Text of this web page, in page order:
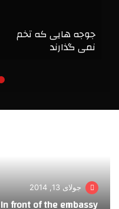
جوجه هایی که تخم
نمی گذارند
جولای 13, 2014
In front of the embassy